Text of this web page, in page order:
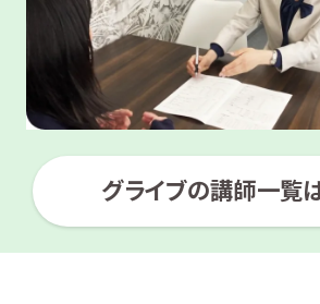
グライブの講師一覧